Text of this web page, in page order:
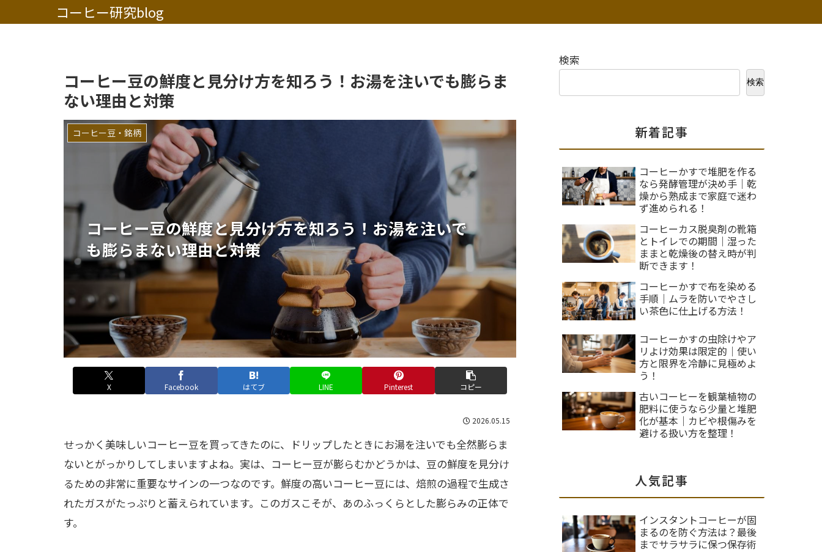
コーヒー研究blog
コーヒー豆の鮮度と見分け方を知ろう！お湯を注いでも膨らま
ない理由と対策
コーヒー豆の鮮度と見分け方を知ろう！お湯を注いで
も膨らまない理由と対策
コーヒー豆・銘柄
X Facebook はてブ LINE Pinterest コピー
2026.05.15
せっかく美味しいコーヒー豆を買ってきたのに、ドリップしたときにお湯を注いでも全然膨らま
ないとがっかりしてしまいますよね。実は、コーヒー豆が膨らむかどうかは、豆の鮮度を見分け
るための非常に重要なサインの一つなのです。鮮度の高いコーヒー豆には、焙煎の過程で生成さ
れたガスがたっぷりと蓄えられています。このガスこそが、あのふっくらとした膨らみの正体で
す。
検索
検索
新着記事
コーヒーかすで堆肥を作る
なら発酵管理が決め手｜乾
燥から熟成まで家庭で迷わ
ず進められる！
コーヒーカス脱臭剤の靴箱
とトイレでの期間｜湿った
ままと乾燥後の替え時が判
断できます！
コーヒーかすで布を染める
手順｜ムラを防いでやさし
い茶色に仕上げる方法！
コーヒーかすの虫除けやア
リよけ効果は限定的｜使い
方と限界を冷静に見極めよ
う！
古いコーヒーを観葉植物の
肥料に使うなら少量と堆肥
化が基本｜カビや根傷みを
避ける扱い方を整理！
人気記事
インスタントコーヒーが固
まるのを防ぐ方法は？最後
までサラサラに保つ保存術